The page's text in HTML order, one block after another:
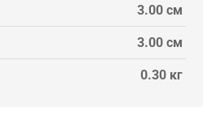
3.00 см
3.00 см
0.30 кг